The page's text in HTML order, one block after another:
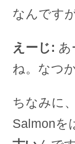
なんです
えーじ
あ
ね。なつ
ちなみに
Salmonを